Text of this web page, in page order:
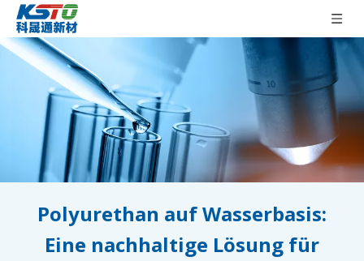
Polyurethan auf Wasserbasis:
Eine nachhaltige Lösung für